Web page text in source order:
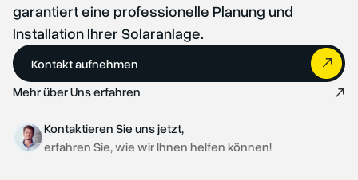
garantiert eine professionelle Planung und
Installation Ihrer Solaranlage.
Kontakt aufnehmen
Mehr über Uns erfahren
Kontaktieren Sie uns jetzt,
erfahren Sie, wie wir Ihnen helfen können!